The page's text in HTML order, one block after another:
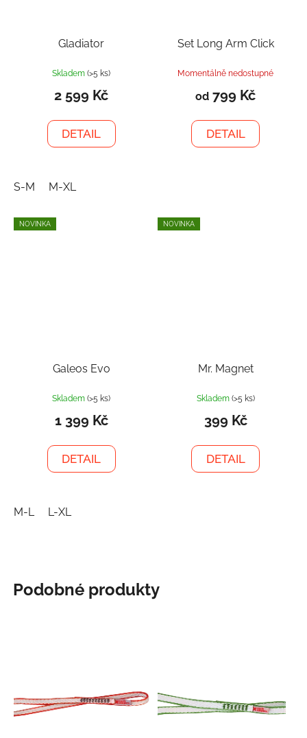
Gladiator
Skladem(>5 ks)
2 599 Kč
DETAIL
S-M M-XL
Set Long Arm Click
Momentálně nedostupné
od 799 Kč
DETAIL
NOVINKA
Galeos Evo
Skladem(>5 ks)
1 399 Kč
DETAIL
M-L L-XL
NOVINKA
Mr. Magnet
Skladem (>5 ks)
399 Kč
DETAIL
Podobné produkty